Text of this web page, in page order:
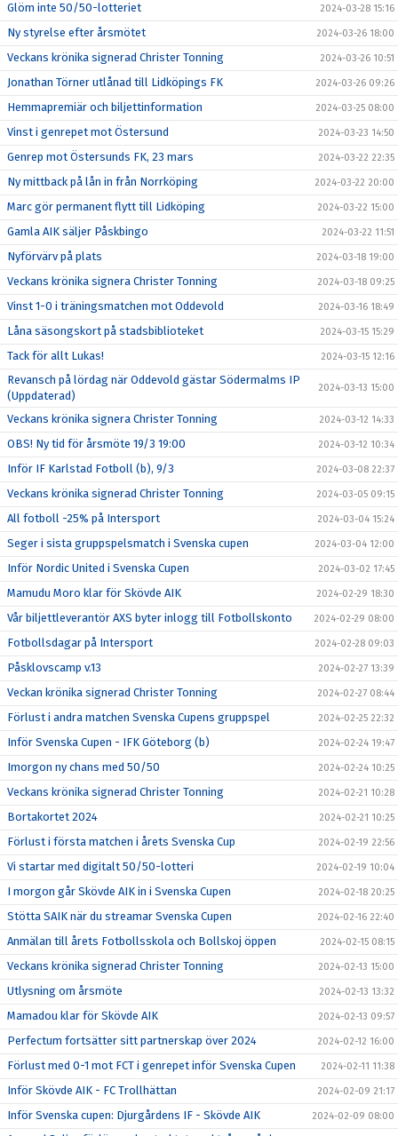
Glöm inte 50/50-lotteriet 2024-03-28 15:16
Ny styrelse efter årsmötet 2024-03-26 18:00
Veckans krönika signerad Christer Tonning 2024-03-26 10:51
Jonathan Törner utlånad till Lidköpings FK 2024-03-26 09:26
Hemmapremiär och biljettinformation 2024-03-25 08:00
Vinst i genrepet mot Östersund 2024-03-23 14:50
Genrep mot Östersunds FK, 23 mars 2024-03-22 22:35
Ny mittback på lån in från Norrköping 2024-03-22 20:00
Marc gör permanent flytt till Lidköping 2024-03-22 15:00
Gamla AIK säljer Påskbingo 2024-03-22 11:51
Nyförvärv på plats 2024-03-18 19:00
Veckans krönika signera Christer Tonning 2024-03-18 09:25
Vinst 1-0 i träningsmatchen mot Oddevold 2024-03-16 18:49
Låna säsongskort på stadsbiblioteket 2024-03-15 15:29
Tack för allt Lukas! 2024-03-15 12:16
Revansch på lördag när Oddevold gästar Södermalms IP
(Uppdaterad)
2024-03-13 15:00
Veckans krönika signera Christer Tonning 2024-03-12 14:33
OBS! Ny tid för årsmöte 19/3 19:00 2024-03-12 10:34
Inför IF Karlstad Fotboll (b), 9/3 2024-03-08 22:37
Veckans krönika signerad Christer Tonning 2024-03-05 09:15
All fotboll -25% på Intersport 2024-03-04 15:24
Seger i sista gruppspelsmatch i Svenska cupen 2024-03-04 12:00
Inför Nordic United i Svenska Cupen 2024-03-02 17:45
Mamudu Moro klar för Skövde AIK 2024-02-29 18:30
Vår biljettleverantör AXS byter inlogg till Fotbollskonto 2024-02-29 08:00
Fotbollsdagar på Intersport 2024-02-28 09:03
Påsklovscamp v.13 2024-02-27 13:39
Veckan krönika signerad Christer Tonning 2024-02-27 08:44
Förlust i andra matchen Svenska Cupens gruppspel 2024-02-25 22:32
Inför Svenska Cupen - IFK Göteborg (b) 2024-02-24 19:47
Imorgon ny chans med 50/50 2024-02-24 10:25
Veckans krönika signerad Christer Tonning 2024-02-21 10:28
Bortakortet 2024 2024-02-21 10:25
Förlust i första matchen i årets Svenska Cup 2024-02-19 22:56
Vi startar med digitalt 50/50-lotteri 2024-02-19 10:04
I morgon går Skövde AIK in i Svenska Cupen 2024-02-18 20:25
Stötta SAIK när du streamar Svenska Cupen 2024-02-16 22:40
Anmälan till årets Fotbollsskola och Bollskoj öppen 2024-02-15 08:15
Veckans krönika signerad Christer Tonning 2024-02-13 15:00
Utlysning om årsmöte 2024-02-13 13:32
Mamadou klar för Skövde AIK 2024-02-13 09:57
Perfectum fortsätter sitt partnerskap över 2024 2024-02-12 16:00
Förlust med 0-1 mot FCT i genrepet inför Svenska Cupen 2024-02-11 11:38
Inför Skövde AIK - FC Trollhättan 2024-02-09 21:17
Inför Svenska cupen: Djurgårdens IF - Skövde AIK 2024-02-09 08:00